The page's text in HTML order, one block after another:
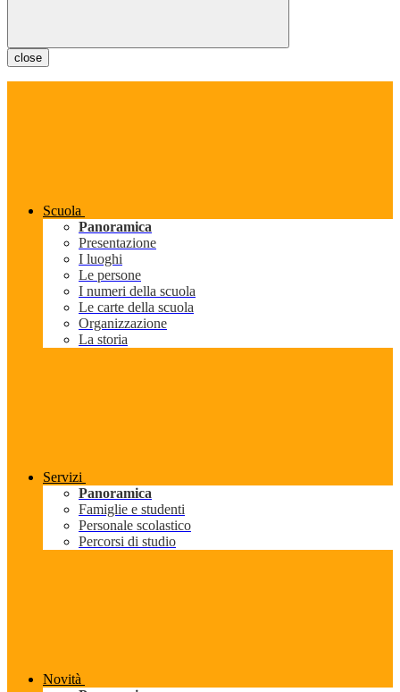
close
Scuola
Panoramica
Presentazione
I luoghi
Le persone
I numeri della scuola
Le carte della scuola
Organizzazione
La storia
Servizi
Panoramica
Famiglie e studenti
Personale scolastico
Percorsi di studio
Novità